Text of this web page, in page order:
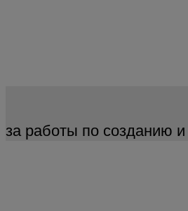
за работы по созданию